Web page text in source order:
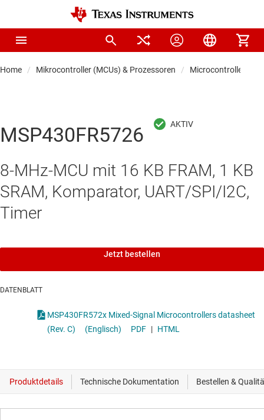
Home Mikrocontroller (MCUs) & Prozessoren Microcontrollers
MSP430FR5726
8-MHz-MCU mit 16 KB FRAM, 1 KB
SRAM, Komparator, UART/SPI/I2C,
Timer
Jetzt bestellen
DATENBLATT
MSP430FR572x Mixed-Signal Microcontrollers datasheet
(Rev. C)
(Englisch) PDF | HTML